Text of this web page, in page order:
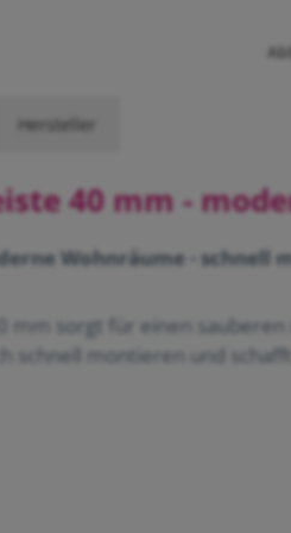
Hersteller
40 mm -
Wohnräume - schnell
mm sorgt für einen
schnell montieren und